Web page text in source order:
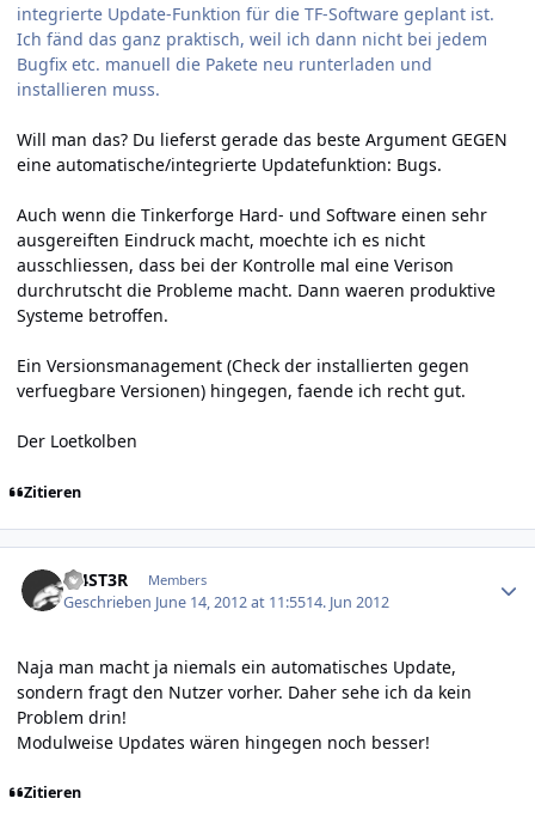
integrierte Update-Funktion für die TF-Software geplant ist.
Ich fänd das ganz praktisch, weil ich dann nicht bei jedem
Bugfix etc. manuell die Pakete neu runterladen und
installieren muss.
Will man das? Du lieferst gerade das beste Argument GEGEN
eine automatische/integrierte Updatefunktion: Bugs.
Auch wenn die Tinkerforge Hard- und Software einen sehr
ausgereiften Eindruck macht, moechte ich es nicht
ausschliessen, dass bei der Kontrolle mal eine Verison
durchrutscht die Probleme macht. Dann waeren produktive
Systeme betroffen.
Ein Versionsmanagement (Check der installierten gegen
verfuegbare Versionen) hingegen, faende ich recht gut.
Der Loetkolben
Zitieren
M4ST3R Members
Geschrieben June 14, 2012 at 11:5514. Jun 2012
Naja man macht ja niemals ein automatisches Update,
sondern fragt den Nutzer vorher. Daher sehe ich da kein
Problem drin!
Modulweise Updates wären hingegen noch besser!
Zitieren